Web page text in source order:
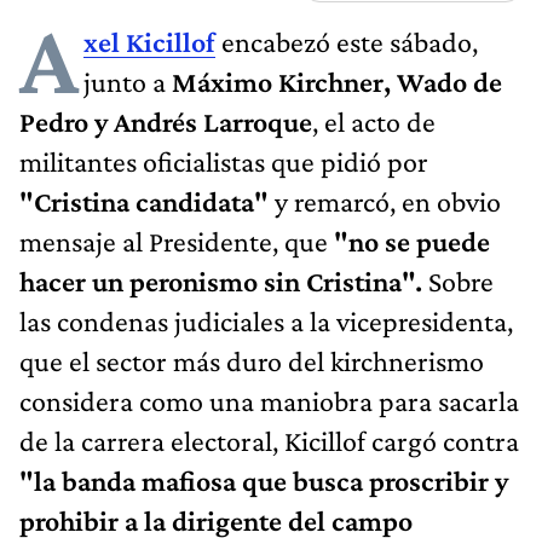
Axel Kicillofencabezó este sábado,
junto a Máximo Kirchner, Wado de
Pedro y Andrés Larroque, el acto de
militantes oficialistas que pidió por
"Cristina candidata" y remarcó, en obvio
mensaje al Presidente, que "no se puede
hacer un peronismo sin Cristina". Sobre
las condenas judiciales a la vicepresidenta,
que el sector más duro del kirchnerismo
considera como una maniobra para sacarla
de la carrera electoral, Kicillof cargó contra
"la banda mafiosa que busca proscribir y
prohibir a la dirigente del campo